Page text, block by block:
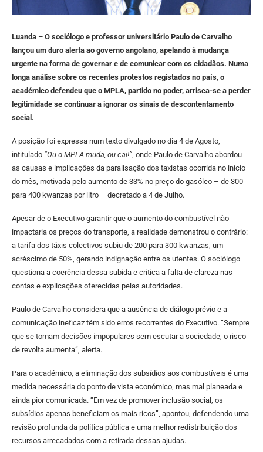
Luanda – O sociólogo e professor universitário Paulo de Carvalho
lançou um duro alerta ao governo angolano, apelando à mudança
urgente na forma de governar e de comunicar com os cidadãos. Numa
longa análise sobre os recentes protestos registados no país, o
académico defendeu que o MPLA, partido no poder, arrisca-se a perder
legitimidade se continuar a ignorar os sinais de descontentamento
social.
A posição foi expressa num texto divulgado no dia 4 de Agosto,
intitulado “Ou o MPLA muda, ou cai!”, onde Paulo de Carvalho abordou
as causas e implicações da paralisação dos taxistas ocorrida no início
do mês, motivada pelo aumento de 33% no preço do gasóleo – de 300
para 400 kwanzas por litro – decretado a 4 de Julho.
Apesar de o Executivo garantir que o aumento do combustível não
impactaria os preços do transporte, a realidade demonstrou o contrário:
a tarifa dos táxis colectivos subiu de 200 para 300 kwanzas, um
acréscimo de 50%, gerando indignação entre os utentes. O sociólogo
questiona a coerência dessa subida e critica a falta de clareza nas
contas e explicações oferecidas pelas autoridades.
Paulo de Carvalho considera que a ausência de diálogo prévio e a
comunicação ineficaz têm sido erros recorrentes do Executivo. “Sempre
que se tomam decisões impopulares sem escutar a sociedade, o risco
de revolta aumenta”, alerta.
Para o académico, a eliminação dos subsídios aos combustíveis é uma
medida necessária do ponto de vista económico, mas mal planeada e
ainda pior comunicada. “Em vez de promover inclusão social, os
subsídios apenas beneficiam os mais ricos”, apontou, defendendo uma
revisão profunda da política pública e uma melhor redistribuição dos
recursos arrecadados com a retirada dessas ajudas.